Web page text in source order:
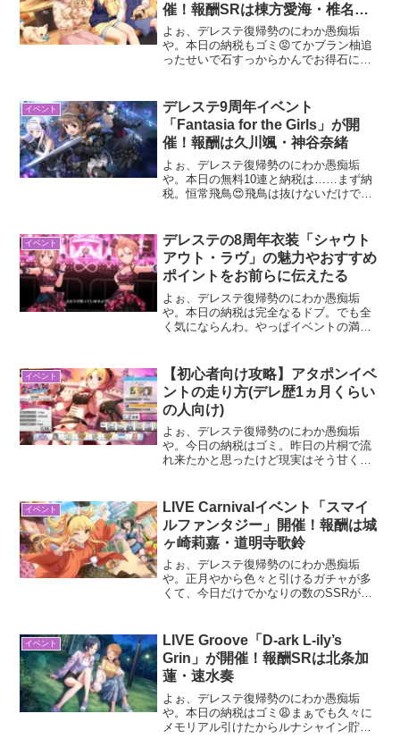
催！報酬SRは棟方愛海・椎名法
子
よぉ、デレステ復帰勢のにわか愚痴垢
や。本日の納税もゴミ😡てかブラン柚追
ったせいで石すっからかんでお得石にま
やけど、そんな柚カスも出演しとるけど
推しの愛海も出演してる神...
イベント
デレステ9周年イベント
「Fantasia for the Girls」が開
催！報酬は久川颯・神谷奈緒
よぉ、デレステ復帰勢のにわか愚痴垢
や。本日の無料10連と納税は……まず納
税。恒常飛鳥😍飛鳥は抜けないだけで全
成的にはめちゃくちゃありがたい😭昨日
ブランイヴを狙ってブラ...
イベント
デレステの8周年衣装「シャウト
アウト・ラヴ」の魅力やおすすめ
ポイントをお前らに伝えたる
よぉ、デレステ復帰勢のにわか愚痴垢
や。本日の納税は完全なるドブ。でも全
く気にならんわ。やっぱイベントの満足
LOVE♡の衣装にもなってるデレステ8周
年衣装「シャウトアウト...
イベント
【初心者向け攻略】アタポンイベ
ントの走り方(デレ歴1ヵ月くらい
の人向け)
よぉ、デレステ復帰勢のにわか愚痴垢
や。今日の納税はゴミ。昨日の片桐で流
れ来たかと思ったけど現実はそう甘くは
規や初心者ユーザーの中にはどんなイベ
ントなのかもわからんって人...
イベント
LIVE Carnivalイベント「スマイ
ルファンタジー」開催！報酬は城
ヶ崎莉嘉・道明寺歌鈴
よぉ、デレステ復帰勢のにわか愚痴垢
や。正月やから色々と引けるガチャが多
くて、今日だけでかなりの数のSSRが手
チケでバレンタイン瑞樹購入😍瑞樹を推
してる身としてこれだけは...
イベント
LIVE Groove「D-ark L-ily’s
Grin」が開催！報酬SRは北条加
蓮・速水奏
よぉ、デレステ復帰勢のにわか愚痴垢
や。本日の納税はゴミ😩まぁでも久々に
メモリアル引けたからルナシャイン貯め